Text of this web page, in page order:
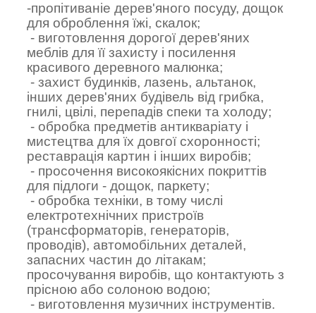
-пропітиваніе дерев'яного посуду, дощок
для оброблення їжі, скалок;
- виготовлення дорогої дерев'яних
меблів для її захисту і посилення
красивого деревного малюнка;
- захист будинків, лазень, альтанок,
інших дерев'яних будівель від грибка,
гнилі, цвілі, перепадів спеки та холоду;
- обробка предметів антикваріату і
мистецтва для їх довгої схоронності;
реставрація картин і інших виробів;
- просочення високоякісних покриттів
для підлоги - дощок, паркету;
- обробка техніки, в тому числі
електротехнічних пристроїв
(трансформаторів, генераторів,
проводів), автомобільних деталей,
запасних частин до літакам;
просочування виробів, що контактують з
прісною або солоною водою;
- виготовлення музичних інструментів.